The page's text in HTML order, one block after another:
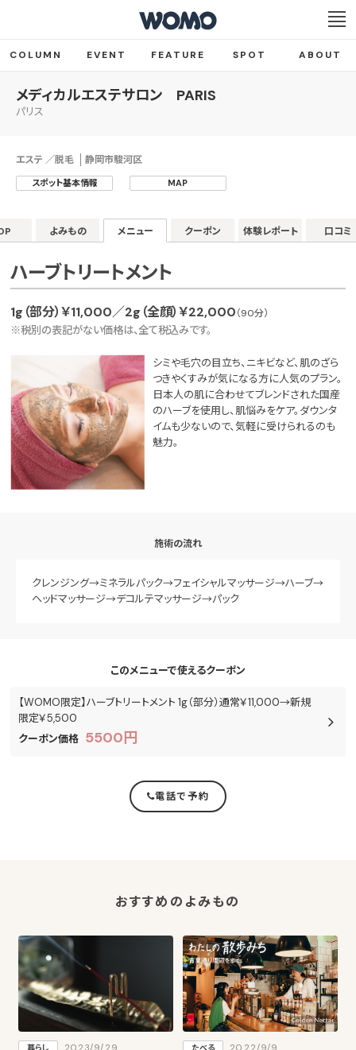
COLUMN EVENT FEATURE SPOT ABOUT
メディカルエステサロン PARIS
パリス
エステ ／脱毛 静岡市駿河区
スポット基本情報 MAP
よみもの メニュー クーポン 体験レポート 口コミ
ハーブトリートメント
1g（部分）￥11,000／2g（全顔）￥22,000（90分）
※税別の表記がない価格は、全て税込みです。
シミや毛穴の目立ち、ニキビなど、肌のざら
つきやくすみが気になる方に人気のプラン。
日本人の肌に合わせてブレンドされた国産
のハーブを使用し、肌悩みをケア。ダウンタ
イムも少ないので、気軽に受けられるのも
魅力。
施術の流れ
クレンジング→ミネラルパック→フェイシャルマッサージ→ハーブ→
ヘッドマッサージ→デコルテマッサージ→パック
このメニューで使えるクーポン
【WOMO限定】ハーブトリートメント 1g（部分）通常￥11,000→新規
限定￥5,500
クーポン価格 5500円
電話で予約
おすすめのよみもの
2023/9/29
2022/9/9